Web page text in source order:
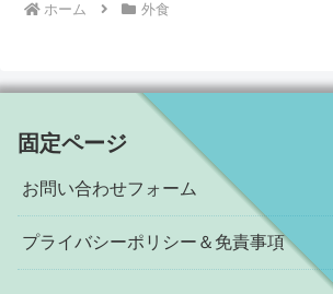
ホーム 外食
固定ページ
お問い合わせフォーム
プライバシーポリシー＆免責事項